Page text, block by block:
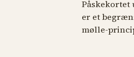
Påskekortet
er et
mølle-